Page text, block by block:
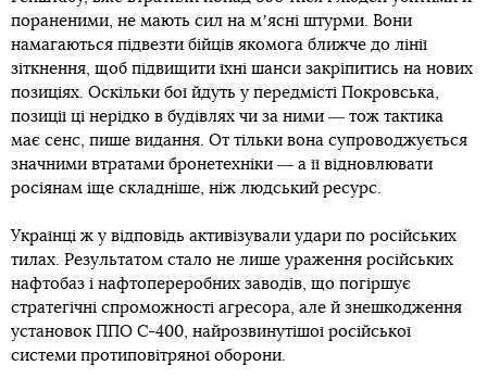
пораненими, не мають сил на мʼясні штурми. Вони
намагаються підвезти бійців якомога ближче до лінії
зіткнення, щоб підвищити їхні шанси закріпитись на нових
позиціях. Оскільки бої йдуть у передмісті Покровська,
позиції ці нерідко в будівлях чи за ними ― тож тактика
має сенс, пише видання. От тільки вона супроводжується
значними втратами бронетехніки ― а її відновлювати
росіянам іще складніше, ніж людський ресурс.
Українці ж у відповідь активізували удари по російських
тилах. Результатом стало не лише ураження російських
нафтобаз і нафтопереробних заводів, що погіршує
стратегічні спроможності агресора, але й знешкодження
установок ППО С-400, найрозвинутішої російської
системи протиповітряної оборони.